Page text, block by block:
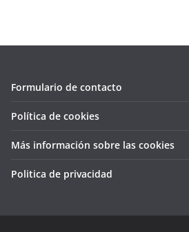
Formulario de contacto
Política de cookies
Más información sobre las cookies
Politica de privacidad